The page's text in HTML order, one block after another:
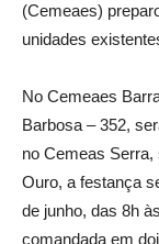
(Cemeaes)
unidades
No Cemeaes
Barbosa – 352,
no Cemeas Serra,
Ouro, a festança
de junho, das 8h
comandada em